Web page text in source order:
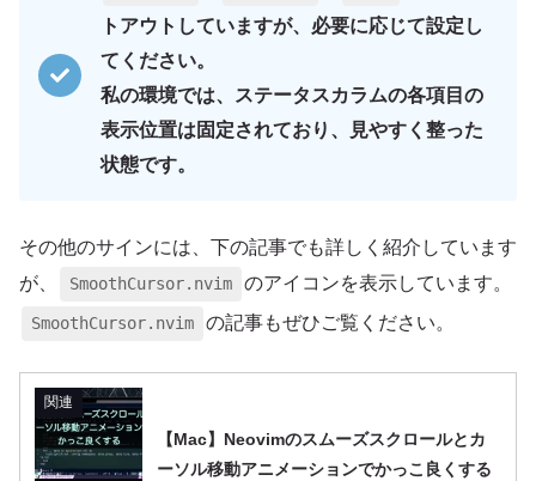
トアウトしていますが、必要に応じて設定し
てください。
私の環境では、ステータスカラムの各項目の
表示位置は固定されており、見やすく整った
状態です。
その他のサインには、下の記事でも詳しく紹介しています
が、
SmoothCursor.nvim のアイコンを表示しています。
SmoothCursor.nvim の記事もぜひご覧ください。
関連
【Mac】Neovimのスムーズスクロールとカ
ーソル移動アニメーションでかっこ良くする